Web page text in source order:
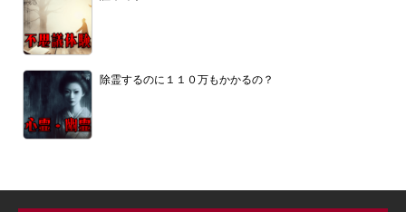
除霊するのに１１０万もかかるの？